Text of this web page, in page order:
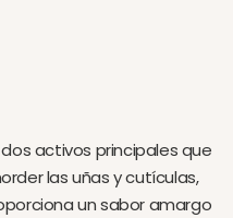
activos principales que
las uñas y cutículas,
un sabor amargo